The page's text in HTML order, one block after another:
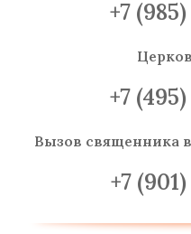
+7
+7
Вызов священника
+7